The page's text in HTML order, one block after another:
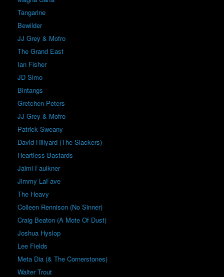
Tangarine
Bewilder
JJ Grey & Mofro
The Grand East
Ian Fisher
JD Simo
Bintangs
Gretchen Peters
JJ Grey & Mofro
Patrick Sweany
David Hillyard (The Slackers)
Heartless Bastards
Jaimi Faulkner
Jimmy LaFave
The Heavy
Colleen Rennison (No Sinner)
Craig Beaton (A Mote Of Dust)
Joshua Hyslop
Lee Fields
Meta Dia (& The Cornerstones)
Walter Trout